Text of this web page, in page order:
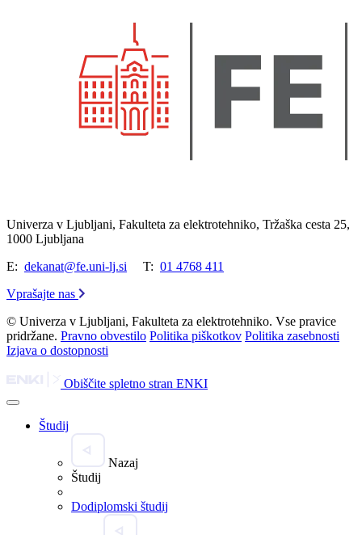
Univerza v Ljubljani, Fakulteta za elektrotehniko, Tržaška cesta 25,
1000 Ljubljana
E: dekanat@fe.uni-lj.si T: 01 4768 411
Vprašajte nas
© Univerza v Ljubljani, Fakulteta za elektrotehniko. Vse pravice
pridržane. Pravno obvestilo Politika piškotkov Politika zasebnosti
Izjava o dostopnosti
Obiščite spletno stran ENKI
Študij
Nazaj
Študij
Dodiplomski študij